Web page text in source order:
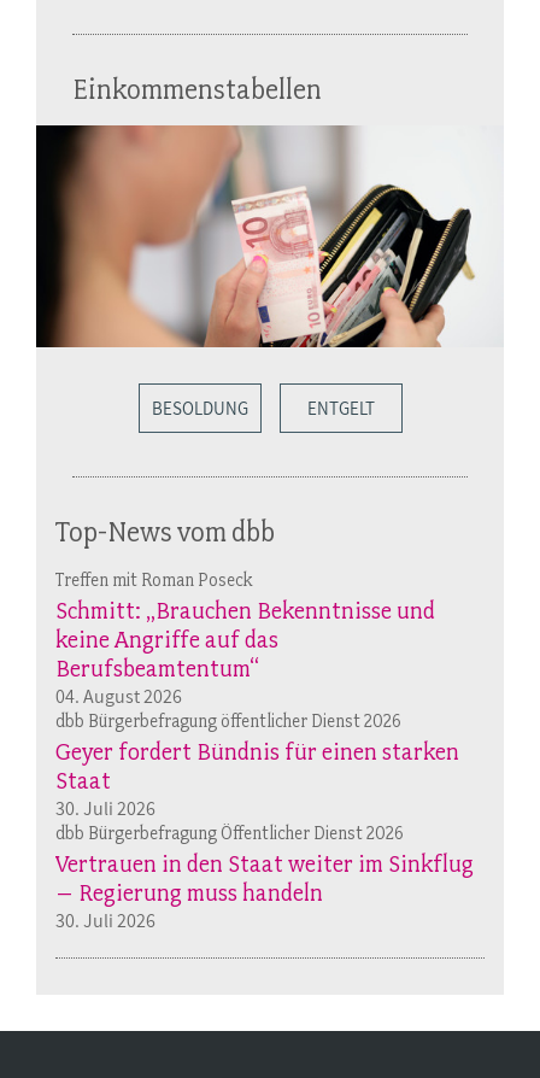
Einkommenstabellen
BESOLDUNG ENTGELT
Top-News vom dbb
Treffen mit Roman Poseck
Schmitt: „Brauchen Bekenntnisse und
keine Angriffe auf das
Berufsbeamtentum“
04. August 2026
dbb Bürgerbefragung öffentlicher Dienst 2026
Geyer fordert Bündnis für einen starken
Staat
30. Juli 2026
dbb Bürgerbefragung Öffentlicher Dienst 2026
Vertrauen in den Staat weiter im Sinkflug
– Regierung muss handeln
30. Juli 2026